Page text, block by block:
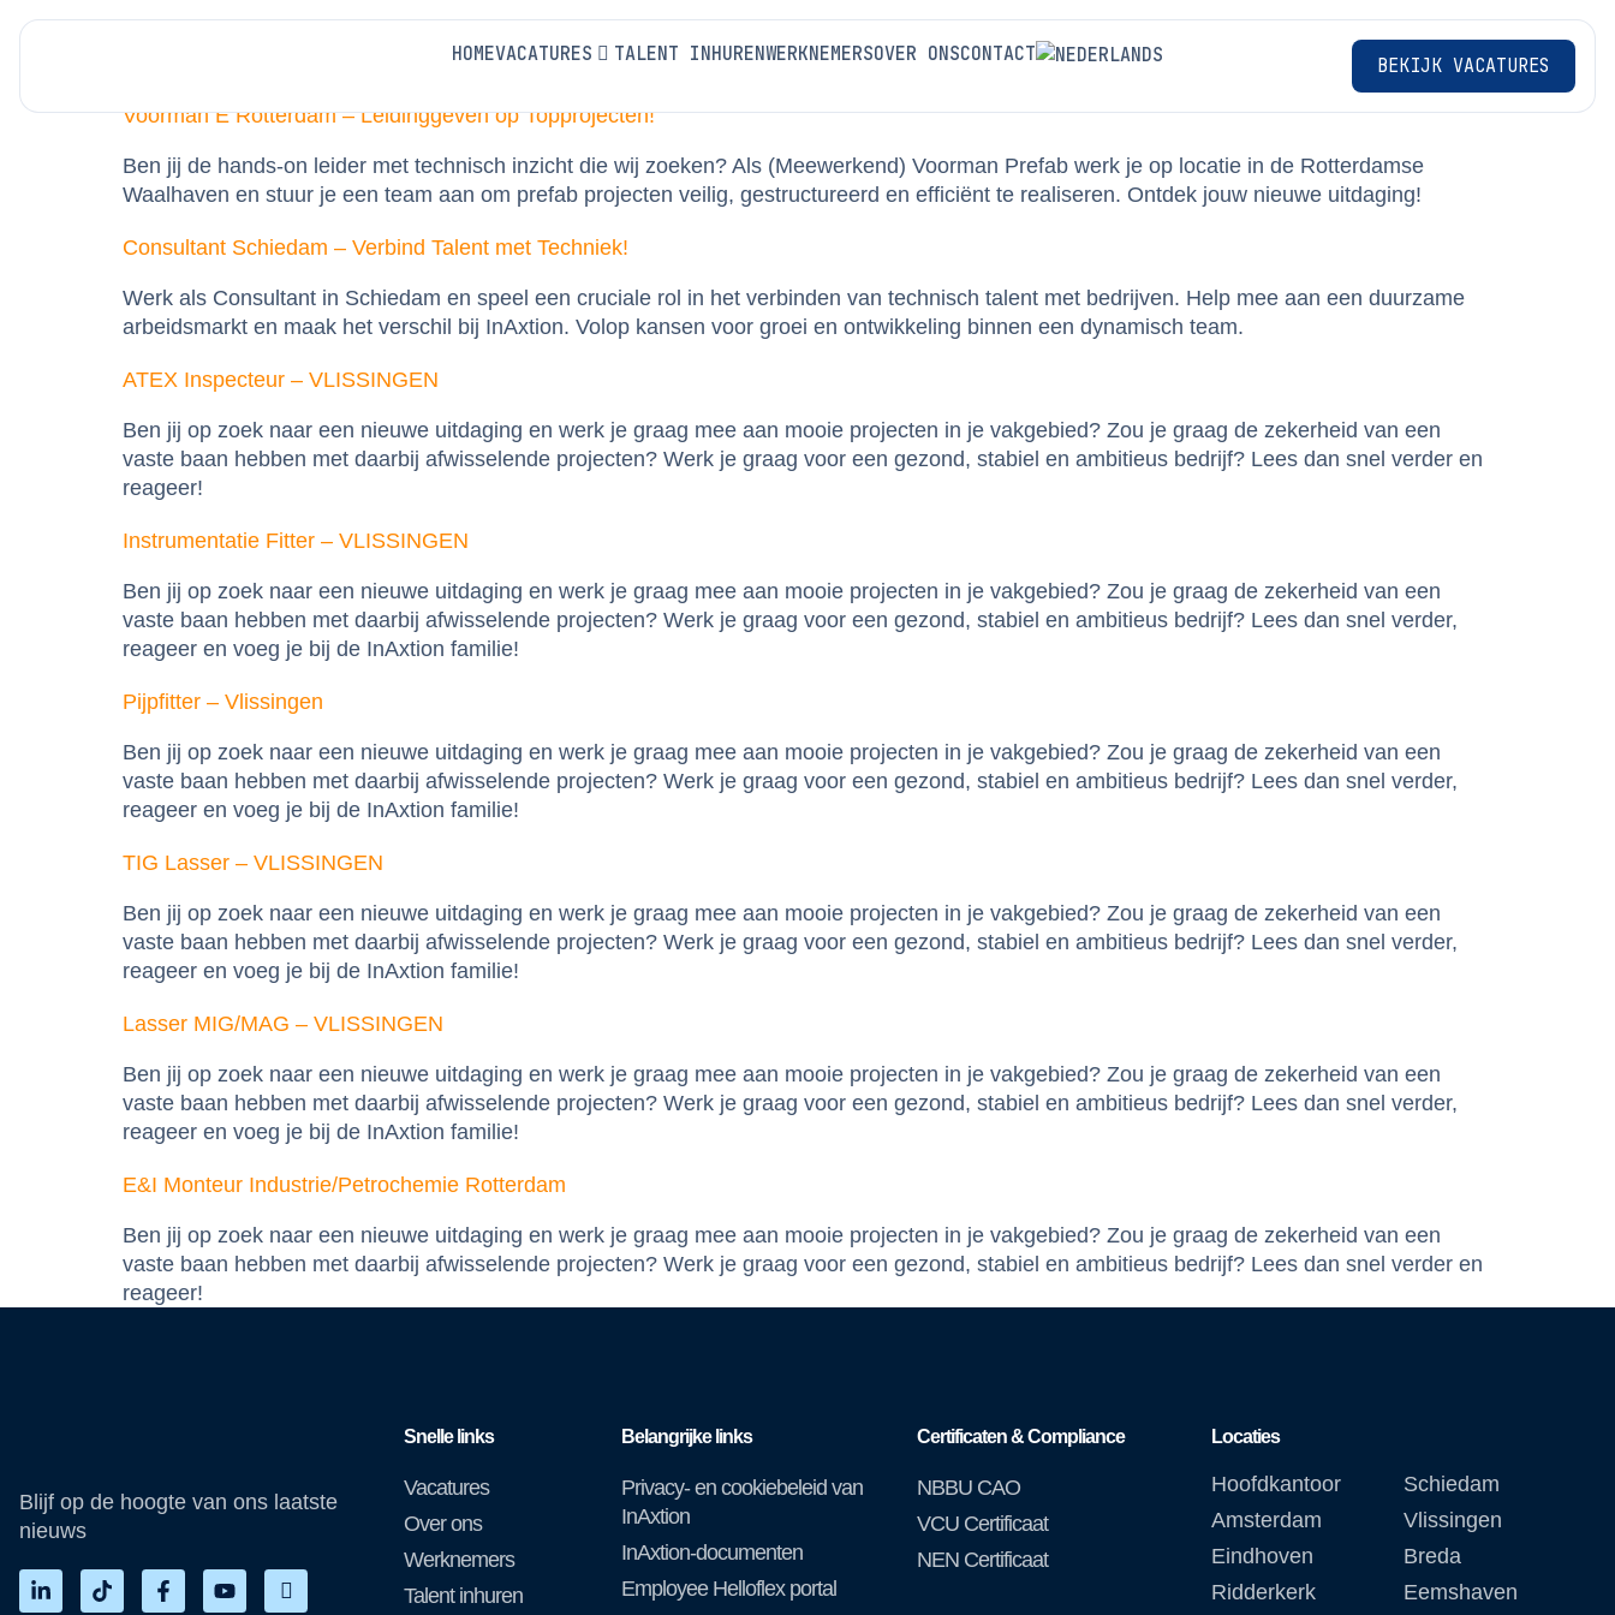
HOMEVACATURES TALENT INHURENWERKNEMERSOVER ONSCONTACT BEKIJK VACATURES
Shift Service:Day shift
Voorman E Rotterdam – Leidinggeven op Topprojecten!
Ben jij de hands-on leider met technisch inzicht die wij zoeken? Als (Meewerkend) Voorman Prefab werk je op locatie in de Rotterdamse
Waalhaven en stuur je een team aan om prefab projecten veilig, gestructureerd en efficiënt te realiseren. Ontdek jouw nieuwe uitdaging!
Consultant Schiedam – Verbind Talent met Techniek!
Werk als Consultant in Schiedam en speel een cruciale rol in het verbinden van technisch talent met bedrijven. Help mee aan een duurzame
arbeidsmarkt en maak het verschil bij InAxtion. Volop kansen voor groei en ontwikkeling binnen een dynamisch team.
ATEX Inspecteur – VLISSINGEN
Ben jij op zoek naar een nieuwe uitdaging en werk je graag mee aan mooie projecten in je vakgebied? Zou je graag de zekerheid van een
vaste baan hebben met daarbij afwisselende projecten? Werk je graag voor een gezond, stabiel en ambitieus bedrijf? Lees dan snel verder en
reageer!
Instrumentatie Fitter – VLISSINGEN
Ben jij op zoek naar een nieuwe uitdaging en werk je graag mee aan mooie projecten in je vakgebied? Zou je graag de zekerheid van een
vaste baan hebben met daarbij afwisselende projecten? Werk je graag voor een gezond, stabiel en ambitieus bedrijf? Lees dan snel verder,
reageer en voeg je bij de InAxtion familie!
Pijpfitter – Vlissingen
Ben jij op zoek naar een nieuwe uitdaging en werk je graag mee aan mooie projecten in je vakgebied? Zou je graag de zekerheid van een
vaste baan hebben met daarbij afwisselende projecten? Werk je graag voor een gezond, stabiel en ambitieus bedrijf? Lees dan snel verder,
reageer en voeg je bij de InAxtion familie!
TIG Lasser – VLISSINGEN
Ben jij op zoek naar een nieuwe uitdaging en werk je graag mee aan mooie projecten in je vakgebied? Zou je graag de zekerheid van een
vaste baan hebben met daarbij afwisselende projecten? Werk je graag voor een gezond, stabiel en ambitieus bedrijf? Lees dan snel verder,
reageer en voeg je bij de InAxtion familie!
Lasser MIG/MAG – VLISSINGEN
Ben jij op zoek naar een nieuwe uitdaging en werk je graag mee aan mooie projecten in je vakgebied? Zou je graag de zekerheid van een
vaste baan hebben met daarbij afwisselende projecten? Werk je graag voor een gezond, stabiel en ambitieus bedrijf? Lees dan snel verder,
reageer en voeg je bij de InAxtion familie!
E&I Monteur Industrie/Petrochemie Rotterdam
Ben jij op zoek naar een nieuwe uitdaging en werk je graag mee aan mooie projecten in je vakgebied? Zou je graag de zekerheid van een
vaste baan hebben met daarbij afwisselende projecten? Werk je graag voor een gezond, stabiel en ambitieus bedrijf? Lees dan snel verder en
reageer!
Blijf op de hoogte van ons laatste
nieuws
Snelle links
Vacatures
Over ons
Werknemers
Talent inhuren
Belangrijke links
Privacy- en cookiebeleid van
InAxtion
InAxtion-documenten
Employee Helloflex portal
Certificaten & Compliance
NBBU CAO
VCU Certificaat
NEN Certificaat
Locaties
Hoofdkantoor
Amsterdam
Eindhoven
Ridderkerk
Schiedam
Vlissingen
Breda
Eemshaven